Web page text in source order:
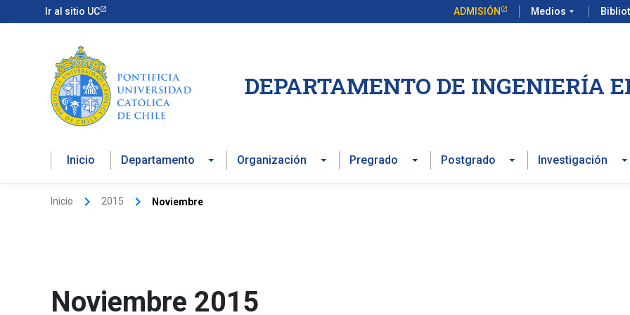
al
Ir al sitio UC ADMISIÓN Medios arrow_drop_down
DEPARTAMENTO DE INGENIERÍA
Inicio Departamento Organización Pregrado Postgrado Investigación
Inicio 2015 Noviembre
Noviembre 2015